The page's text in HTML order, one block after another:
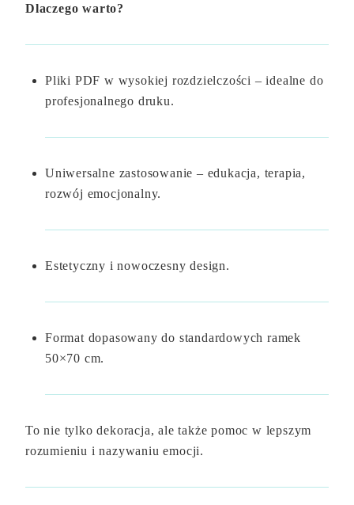
Dlaczego warto?
Pliki PDF w wysokiej rozdzielczości – idealne do
profesjonalnego druku.
Uniwersalne zastosowanie – edukacja, terapia,
rozwój emocjonalny.
Estetyczny i nowoczesny design.
Format dopasowany do standardowych ramek
50×70 cm.
To nie tylko dekoracja, ale także pomoc w lepszym
rozumieniu i nazywaniu emocji.